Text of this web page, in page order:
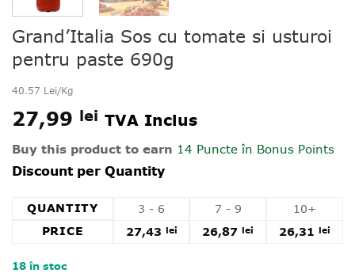
Grand’Italia Sos cu tomate si usturoi
pentru paste 690g
40.57 Lei/Kg
27,99 lei TVA Inclus
Buy this product to earn 14 Puncte în Bonus Points
Discount per Quantity
QUANTITY 3 - 6 7 - 9
10+
PRICE
27,43 lei 26,87 lei 26,31 lei
18 în stoc